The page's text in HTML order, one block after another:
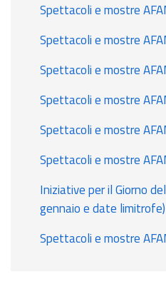
Spettacoli e mostre
Spettacoli e mostre
Spettacoli e mostre
Spettacoli e mostre
Spettacoli e mostre
Spettacoli e mostre
Iniziative per il Giorno
gennaio e date limitrofe)
Spettacoli e mostre